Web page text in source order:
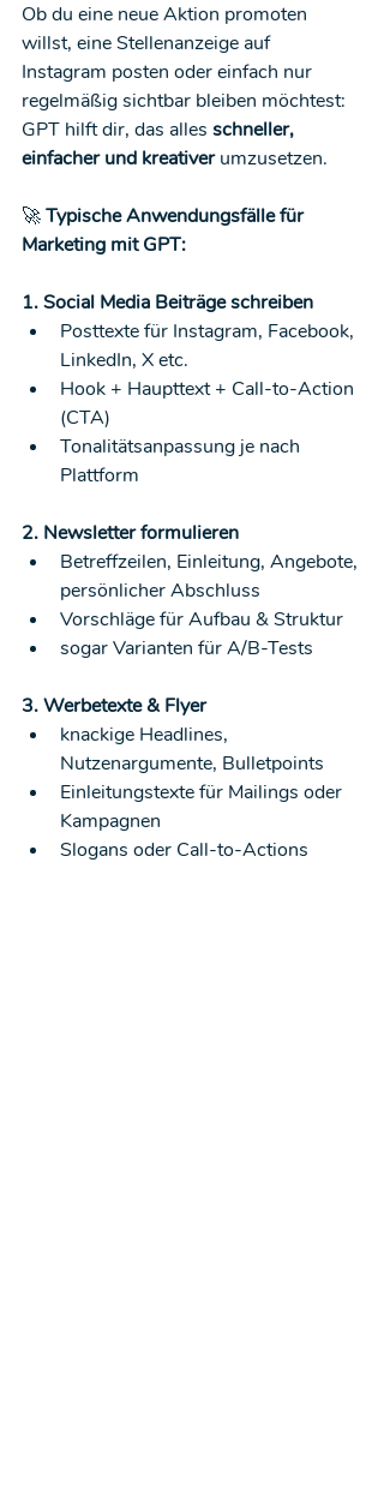
Ob du eine neue Aktion promoten
willst, eine Stellenanzeige auf
Instagram posten oder einfach nur
regelmäßig sichtbar bleiben möchtest:
GPT hilft dir, das alles schneller,
einfacher und kreativer umzusetzen.
🚀 Typische Anwendungsfälle für
Marketing mit GPT:
1. Social Media Beiträge schreiben
Posttexte für Instagram, Facebook,
LinkedIn, X etc.
Hook + Haupttext + Call-to-Action
(CTA)
Tonalitätsanpassung je nach
Plattform
2. Newsletter formulieren
Betreffzeilen, Einleitung, Angebote,
persönlicher Abschluss
Vorschläge für Aufbau & Struktur
sogar Varianten für A/B-Tests
3. Werbetexte & Flyer
knackige Headlines,
Nutzenargumente, Bulletpoints
Einleitungstexte für Mailings oder
Kampagnen
Slogans oder Call-to-Actions